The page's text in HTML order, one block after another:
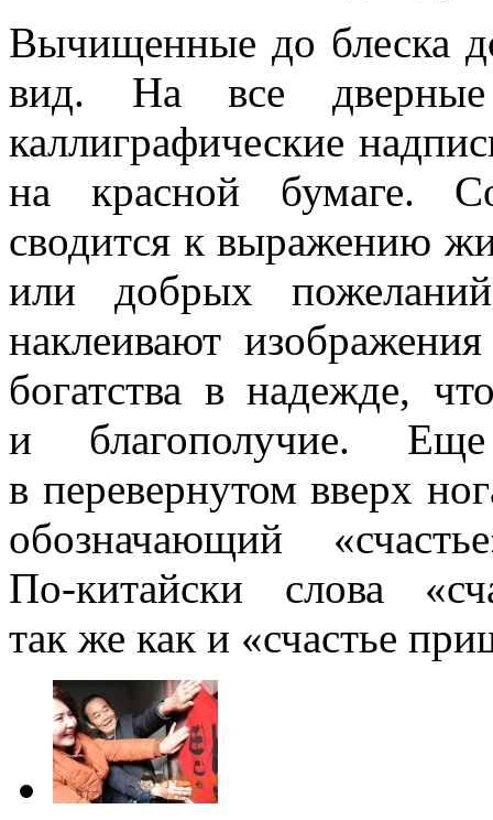
Вычищенные до блеска
вид. На
все
каллиграфические
на
красной бумаге.
сводится к выражению
или добрых
наклеивают
богатства в надежде,
и
благополучие.
в перевернутом вверх
обозначающий «счастье
По-китайски слова «
так же как и «счастье